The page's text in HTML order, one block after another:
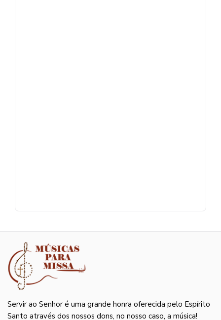
Servir ao Senhor é uma grande honra oferecida pelo Espírito
Santo através dos nossos dons, no nosso caso, a música!